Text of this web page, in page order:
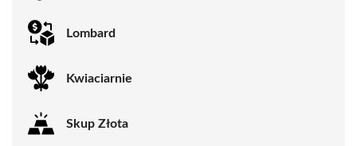
Lombard
Kwiaciarnie
Skup Złota